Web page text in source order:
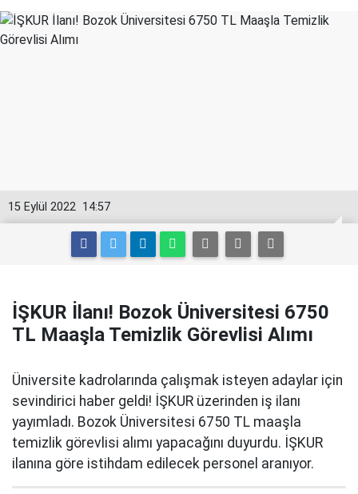
14:57
15 Eylül 2022
İŞKUR İlanı! Bozok Üniversitesi 6750
TL Maaşla Temizlik Görevlisi Alımı
Üniversite kadrolarında çalışmak isteyen adaylar için
sevindirici haber geldi! İŞKUR üzerinden iş ilanı
yayımladı. Bozok Üniversitesi 6750 TL maaşla
temizlik görevlisi alımı yapacağını duyurdu. İŞKUR
ilanına göre istihdam edilecek personel aranıyor.